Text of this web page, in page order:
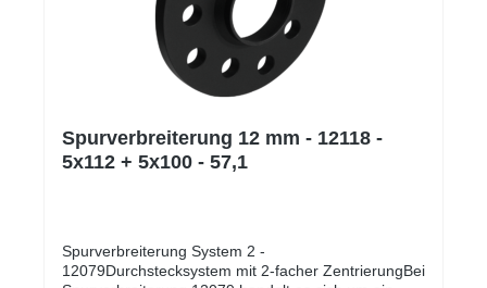
Spurverbreiterung 12 mm - 12118 -
5x112 + 5x100 - 57,1
Spurverbreiterung System 2 -
12079Durchstecksystem mit 2-facher ZentrierungBei